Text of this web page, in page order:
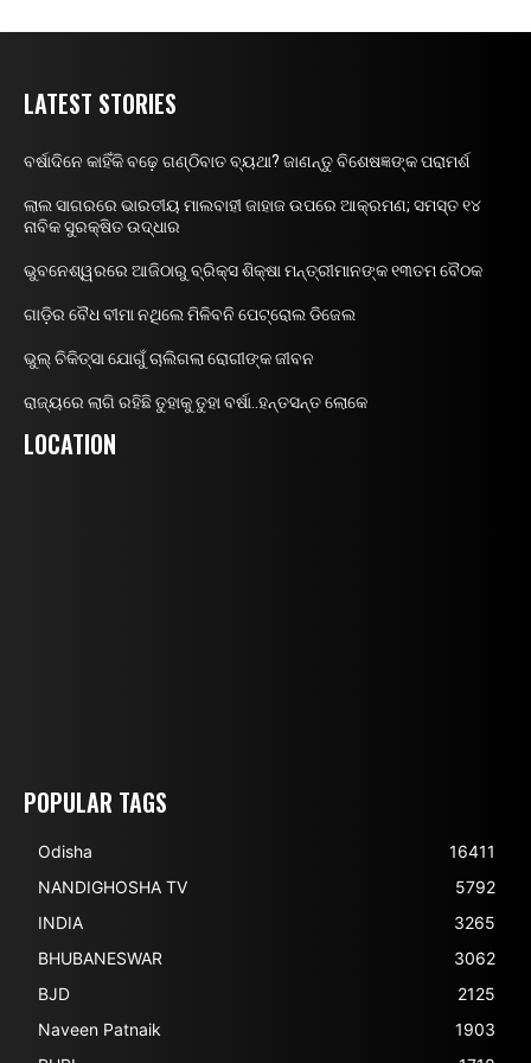
LATEST STORIES
ବର୍ଷାଦିନେ କାହିଁକି ବଢ଼େ ଗଣ୍ଠିବାତ ବ୍ୟଥା? ଜାଣନ୍ତୁ ବିଶେଷଜ୍ଞଙ୍କ ପରାମର୍ଶ
ଲାଲ ସାଗରରେ ଭାରତୀୟ ମାଲବାହୀ ଜାହାଜ ଉପରେ ଆକ୍ରମଣ; ସମସ୍ତ ୧୪
ନାବିକ ସୁରକ୍ଷିତ ଉଦ୍ଧାର
ଭୁବନେଶ୍ୱରରେ ଆଜିଠାରୁ ବ୍ରିକ୍ସ ଶିକ୍ଷା ମନ୍ତ୍ରୀମାନଙ୍କ ୧୩ତମ ବୈଠକ
ଗାଡ଼ିର ବୈଧ ବୀମା ନଥିଲେ ମିଳିବନି ପେଟ୍ରୋଲ ଡିଜେଲ
ଭୁଲ୍ ଚିକିତ୍ସା ଯୋଗୁଁ ଚାଲିଗଲା ରୋଗୀଙ୍କ ଜୀବନ
ରାଜ୍ୟରେ ଲାଗି ରହିଛି ତୁହାକୁ ତୁହା ବର୍ଷା..ହନ୍ତସନ୍ତ ଲୋକେ
LOCATION
POPULAR TAGS
Odisha
16411
NANDIGHOSHA TV
5792
INDIA
3265
BHUBANESWAR
3062
BJD
2125
Naveen Patnaik
1903